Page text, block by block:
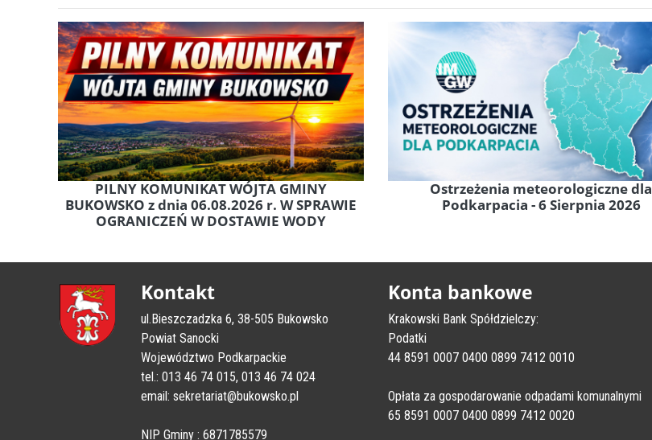
PILNY KOMUNIKAT WÓJTA GMINY
BUKOWSKO z dnia 06.08.2026 r. W SPRAWIE
OGRANICZEŃ W DOSTAWIE WODY
Ostrzeżenia meteorologiczne dla
Podkarpacia - 6 Sierpnia 2026
Kontakt
ul.Bieszczadzka 6, 38-505 Bukowsko
Powiat Sanocki
Województwo Podkarpackie
tel.: 013 46 74 015, 013 46 74 024
email: sekretariat@bukowsko.pl
NIP Gminy : 6871785579
Konta bankowe
Krakowski Bank Spółdzielczy:
Podatki
44 8591 0007 0400 0899 7412 0010
Opłata za gospodarowanie odpadami komunalnymi
65 8591 0007 0400 0899 7412 0020